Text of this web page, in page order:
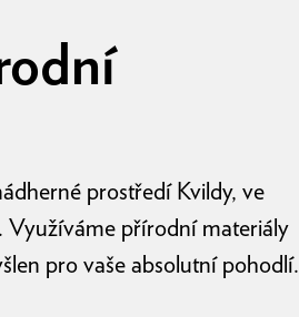
prostředí Kvildy, ve
Využíváme přírodní materiály
pro vaše absolutní pohodlí.